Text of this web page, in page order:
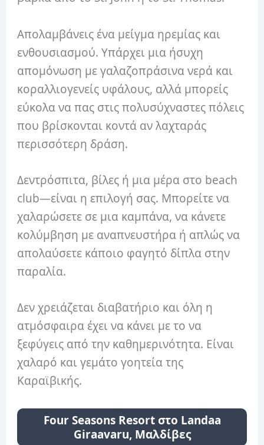
Απολαμβάνεις ένα μείγμα ηρεμίας και
ενθουσιασμού. Υπάρχει μια ήσυχη
απομόνωση με γαλαζοπράσινα νερά και
κοραλλιογενείς υφάλους, αλλά μπορείς
εύκολα να πας στις πολυσύχναστες πόλεις
που βρίσκονται κοντά αν λαχταράς
περισσότερη δράση.
Δεντρόσπιτα, βίλες ή μια μέρα στο beach
club—είναι η επιλογή σας. Μπορείτε να
χαλαρώσετε σε μια καμπάνα, να κάνετε
κολύμβηση με αναπνευστήρα ή απλώς να
απολαύσετε κάποιο φαγητό δίπλα στην
παραλία.
Δεν χρειάζεται διαβατήριο και όλη η
ατμόσφαιρα έχει να κάνει με το να
ξεφύγεις από την καθημερινότητα. Είναι
χαλαρό και γεμάτο γοητεία της
Καραϊβικής.
Four Seasons Resort στο Landaa
Giraavaru, Μαλδίβες